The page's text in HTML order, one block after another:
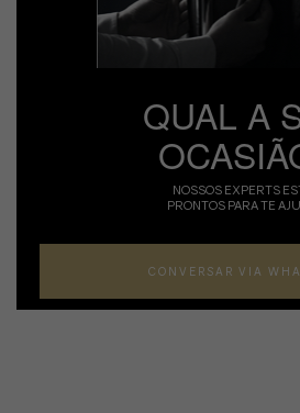
QUAL A
NOSSOS EXPERTS
PRONTOS PARA TE
CONVERSAR VIA